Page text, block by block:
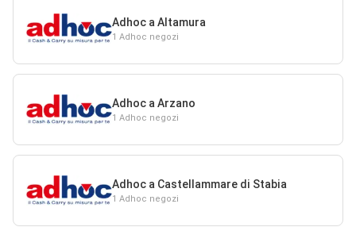
Adhoc a Altamura
1 Adhoc negozi
Adhoc a Arzano
1 Adhoc negozi
Adhoc a Castellammare di Stabia
1 Adhoc negozi